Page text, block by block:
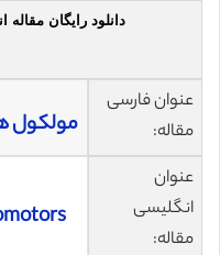
دانلود رایگان
عنوان فارسی
مقاله:
مولکول
عنوان
انگلیسی
مقاله: